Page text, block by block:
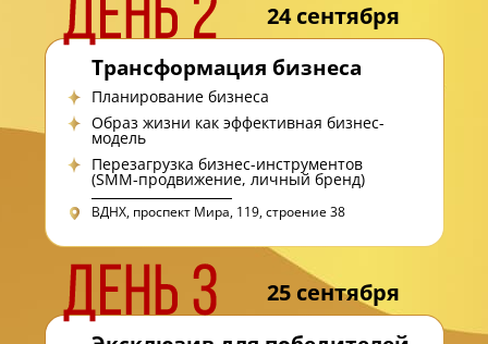
24 сентября
Трансформация бизнеса
Планирование бизнеса
Образ жизни как эффективная бизнес-
модель
Перезагрузка бизнес-инструментов
(SMM-продвижение, личный бренд)
ВДНХ, проспект Мира, 119, строение 38
25 сентября